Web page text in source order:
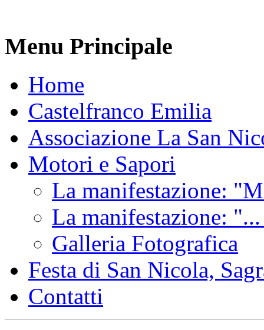
Menu Principale
Home
Castelfranco Emilia
Associazione La San
Motori e Sapori
La manifestazione:
La manifestazione:
Galleria Fotografica
Festa di San Nicola,
Contatti